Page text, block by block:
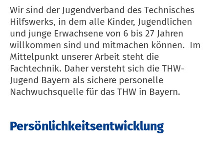
Wir sind der Jugendverband des Technisches
Hilfswerks, in dem alle Kinder, Jugendlichen
und junge Erwachsene von 6 bis 27 Jahren
willkommen sind und mitmachen können. Im
Mittelpunkt unserer Arbeit steht die
Fachtechnik. Daher versteht sich die THW-
Jugend Bayern als sichere personelle
Nachwuchsquelle für das THW in Bayern.
Persönlichkeitsentwicklung